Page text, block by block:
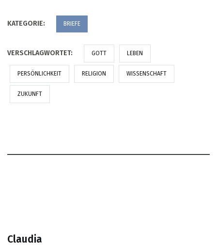
KATEGORIE: BRIEFE
VERSCHLAGWORTET: GOTT LEBEN
PERSÖNLICHKEIT RELIGION WISSENSCHAFT
ZUKUNFT
Claudia